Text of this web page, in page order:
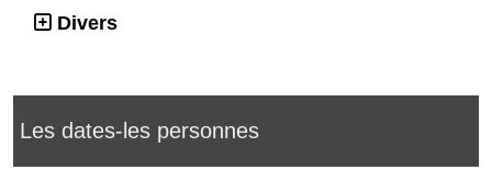
Divers
Les dates-les personnes